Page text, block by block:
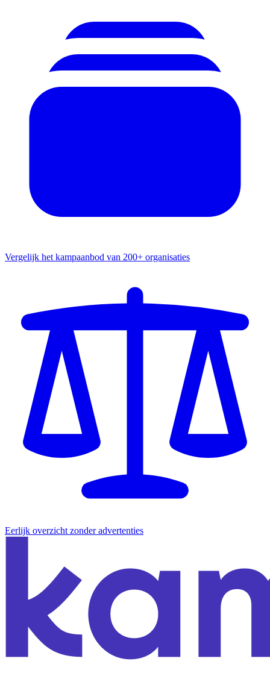
Vergelijk het kampaanbod van 200+ organisaties
Eerlijk overzicht zonder advertenties